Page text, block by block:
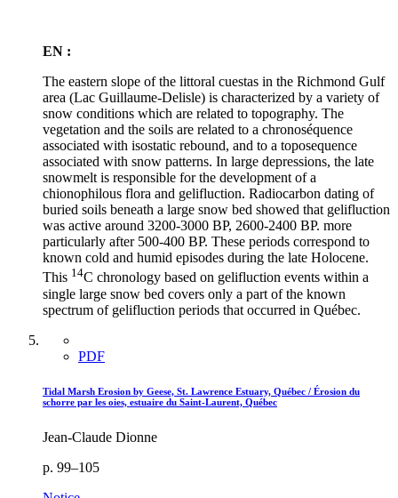
EN :
The eastern slope of the littoral cuestas in the Richmond Gulf
area (Lac Guillaume-Delisle) is characterized by a variety of
snow conditions which are related to topography. The
vegetation and the soils are related to a chronoséquence
associated with isostatic rebound, and to a toposequence
associated with snow patterns. In large depressions, the late
snowmelt is responsible for the development of a
chionophilous flora and gelifluction. Radiocarbon dating of
buried soils beneath a large snow bed showed that gelifluction
was active around 3200-3000 BP, 2600-2400 BP. more
particularly after 500-400 BP. These periods correspond to
known cold and humid episodes during the late Holocene.
This 14C chronology based on gelifluction events within a
single large snow bed covers only a part of the known
spectrum of gelifluction periods that occurred in Québec.
PDF
Tidal Marsh Erosion by Geese, St. Lawrence Estuary, Québec / Érosion du
schorre par les oies, estuaire du Saint-Laurent, Québec
Jean-Claude Dionne
p. 99–105